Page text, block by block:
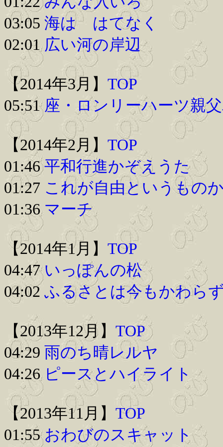
03:05 海は はてなく
02:01広い河の岸辺
【2014年3月】 TOP
05:51座・ロンリーハーツ親
【2014年2月】 TOP
01:46平和行進かぞえうた
01:27 これが自由というもの
01:36マーチ
【2014年1月】 TOP
04:47いっぽんの松
04:02 ふるさとは今もかわら
【2013年12月】 TOP
04:29 雨のち晴レルヤ
04:26 ピースとハイライト
【2013年11月】 TOP
01:55おわびのスキャット